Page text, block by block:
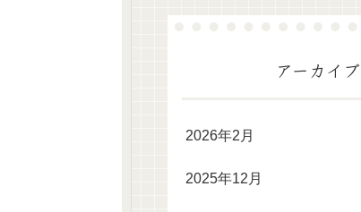
アーカイブ
2026年2月
2025年12月